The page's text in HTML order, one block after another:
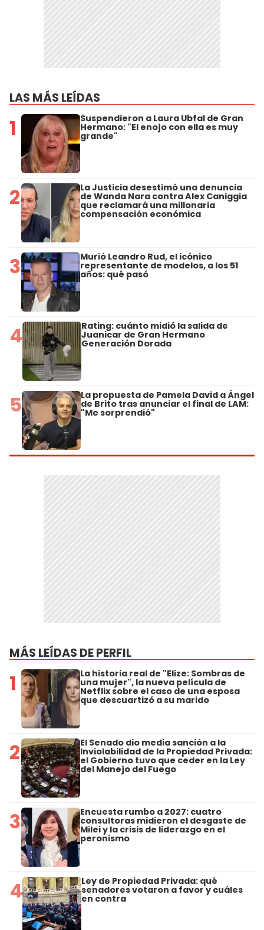
LAS MÁS LEÍDAS
1 Suspendieron a Laura Ubfal de Gran
Hermano: "El enojo con ella es muy
grande"
2 La Justicia desestimó una denuncia
de Wanda Nara contra Alex Caniggia
que reclamará una millonaria
compensación económica
3 Murió Leandro Rud, el icónico
representante de modelos, a los 51
años: qué pasó
4 Rating: cuánto midió la salida de
Juanicar de Gran Hermano
Generación Dorada
5 La propuesta de Pamela David a Ángel
de Brito tras anunciar el final de LAM:
"Me sorprendió"
MÁS LEÍDAS DE PERFIL
1 La historia real de "Elize: Sombras de
una mujer", la nueva película de
Netflix sobre el caso de una esposa
que descuartizó a su marido
2 El Senado dio media sanción a la
Inviolabilidad de la Propiedad Privada:
el Gobierno tuvo que ceder en la Ley
del Manejo del Fuego
3 Encuesta rumbo a 2027: cuatro
consultoras midieron el desgaste de
Milei y la crisis de liderazgo en el
peronismo
4 Ley de Propiedad Privada: qué
senadores votaron a favor y cuáles
en contra